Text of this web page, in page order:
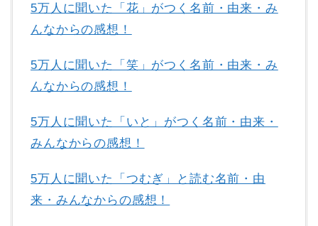
5万人に聞いた「花」がつく名前・由来・み
んなからの感想！
5万人に聞いた「笑」がつく名前・由来・み
んなからの感想！
5万人に聞いた「いと」がつく名前・由来・
みんなからの感想！
5万人に聞いた「つむぎ」と読む名前・由
来・みんなからの感想！